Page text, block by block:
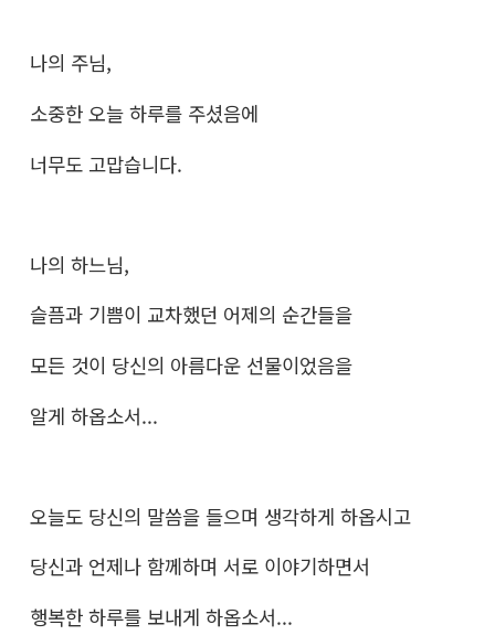
나의 주님,
소중한 오늘 하루를 주셨음에
너무도 고맙습니다.
나의 하느님,
슬픔과 기쁨이 교차했던 어제의 순간들을
모든 것이 당신의 아름다운 선물이었음을
알게 하옵소서...
오늘도 당신의 말씀을 들으며 생각하게 하옵시고
당신과 언제나 함께하며 서로 이야기하면서
행복한 하루를 보내게 하옵소서...